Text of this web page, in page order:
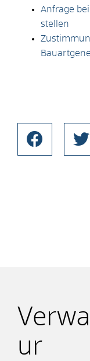
Anfrage
stellen
ur